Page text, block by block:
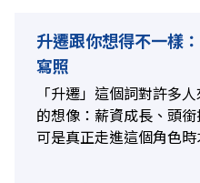
升遷跟你想得不一樣
寫照
「升遷」這個詞對許多
的想像：薪資成長、頭
可是真正走進這個角色